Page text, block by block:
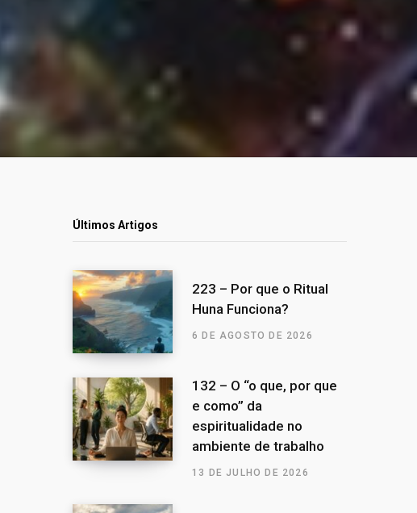
Últimos Artigos
223 – Por que o Ritual
Huna Funciona?
6 DE AGOSTO DE 2026
132 – O “o que, por que
e como” da
espiritualidade no
ambiente de trabalho
13 DE JULHO DE 2026